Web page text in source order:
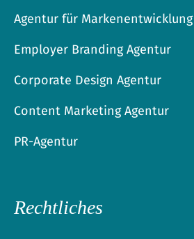
Agentur für Markenentwicklung
Employer Branding Agentur
Corporate Design Agentur
Content Marketing Agentur
PR-Agentur
Rechtliches